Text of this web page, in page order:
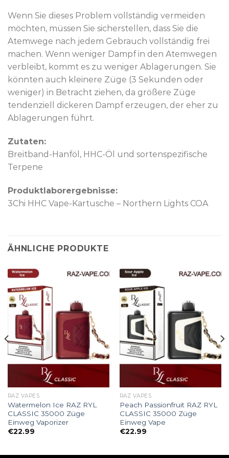
Wenn Sie dieses Problem vollständig vermeiden
möchten, müssen Sie sicherstellen, dass Sie die
Atemwege nach jedem Gebrauch vollständig frei
machen. Wenn weniger Dampf in den Atemwegen
verbleibt, kommt es zu weniger Ablagerungen. Sie
könnten auch kleinere Züge (3 Sekunden oder
weniger) in Betracht ziehen, da größere Züge
tendenziell dickeren Dampf erzeugen, der eher zu
Ablagerungen führt.
Zutaten:
Breitband-Hanföl, HHC-Öl und sortenspezifische
Terpene
Produktlaborergebnisse:
3Chi HHC Vape-Kartusche – Northern Lights COA
ÄHNLICHE PRODUKTE
RAZ VAPES
Watermelon Ice RAZ RYL
CLASSIC 35000 Züge
Einweg Vaporizer
€22.99
RAZ VAPES
Peach Passionfruit RAZ RYL
CLASSIC 35000 Züge
Einweg Vape
€22.99